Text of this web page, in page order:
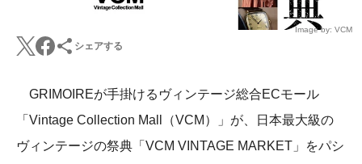
Image by: VCM
シェアする
GRIMOIREが手掛けるヴィンテージ総合ECモール
「Vintage Collection Mall（VCM）」が、日本最大級の
ヴィンテージの祭典「VCM VINTAGE MARKET」をパシ